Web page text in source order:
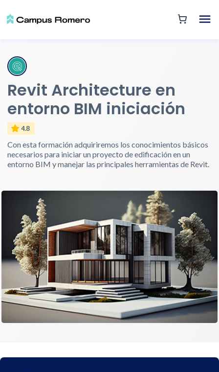
Revit Architecture en
entorno BIM iniciación
4.8
Con esta formación adquiriremos los conocimientos básicos
necesarios para iniciar un proyecto de edificación en un
entorno BIM y manejar las principales herramientas de Revit.